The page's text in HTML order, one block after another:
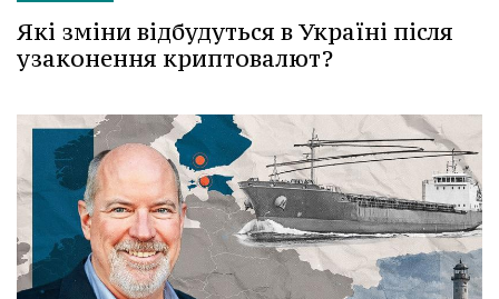
Які зміни відбудуться в Україні після
узаконення криптовалют?